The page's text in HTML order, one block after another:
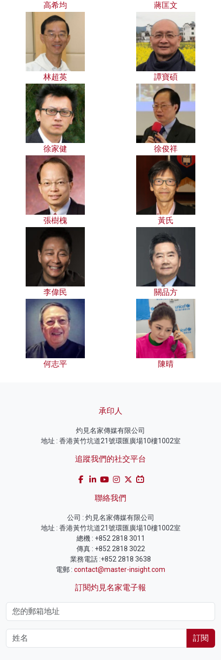
高希均 蔣匡文
林超英 譚寶碩
徐家健 徐俊祥
張樹槐 黃氏
李偉民 關品方
何志平 陳晴
承印人
灼見名家傳媒有限公司
地址 : 香港黃竹坑道21號環匯廣場10樓1002室
追蹤我們的社交平台
聯絡我們
公司 : 灼見名家傳媒有限公司
地址 : 香港黃竹坑道21號環匯廣場10樓1002室
總機 : +852 2818 3011
傳真 : +852 2818 3022
業務電話 :+852 2818 3638
電郵 : contact@master-insight.com
訂閱灼見名家電子報
訂閱